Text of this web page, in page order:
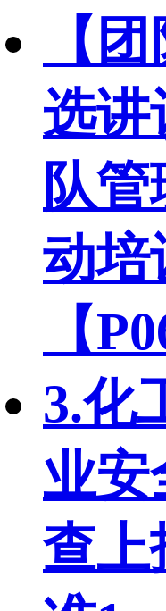
【
选讲
队
动培
【
3.化
业安
查上